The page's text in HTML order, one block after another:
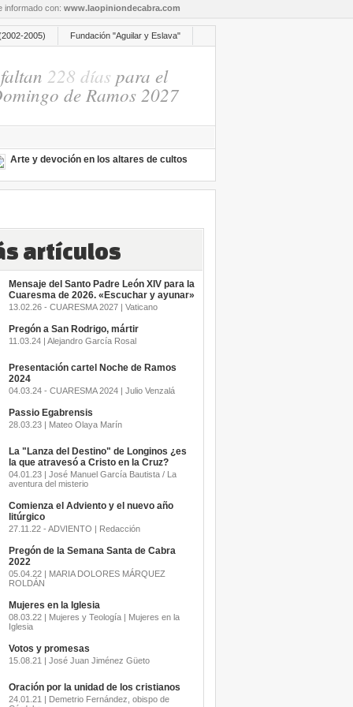
informado con: www.laopiniondecabra.com
2005) Fundación "Aguilar y Eslava"
faltan 228 días para el
de Ramos 2027
Arte y devoción en los altares de cultos
artículos
Mensaje del Santo Padre León XIV para la
Cuaresma de 2026. «Escuchar y ayunar»
13.02.26 - CUARESMA 2027 | Vaticano
Pregón a San Rodrigo, mártir
11.03.24 | Alejandro García Rosal
Presentación cartel Noche de Ramos
2024
04.03.24 - CUARESMA 2024 | Julio Venzalá
Passio Egabrensis
28.03.23 | Mateo Olaya Marín
La "Lanza del Destino" de Longinos ¿es
la que atravesó a Cristo en la Cruz?
04.01.23 | José Manuel García Bautista / La
aventura del misterio
Comienza el Adviento y el nuevo año
litúrgico
27.11.22 - ADVIENTO | Redacción
Pregón de la Semana Santa de Cabra
2022
05.04.22 | MARIA DOLORES MÁRQUEZ
ROLDÁN
Mujeres en la Iglesia
08.03.22 | Mujeres y Teología | Mujeres en la
Iglesia
Votos y promesas
15.08.21 | José Juan Jiménez Güeto
Oración por la unidad de los cristianos
24.01.21 | Demetrio Fernández, obispo de